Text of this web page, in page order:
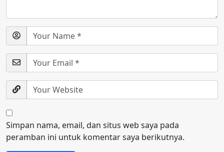
Simpan nama, email, dan situs web saya pada
peramban ini untuk komentar saya berikutnya.